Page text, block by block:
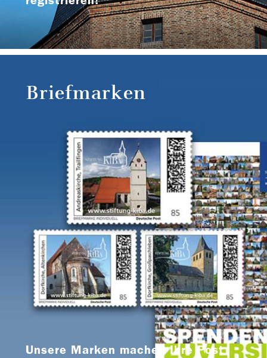
Briefmarken
Unsere Marken machen Ihre Post